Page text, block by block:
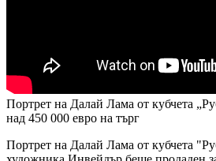
Портрет на Далай Лама от кубчета
над 450 000 евро на търг
Портрет на Далай Лама от кубчета